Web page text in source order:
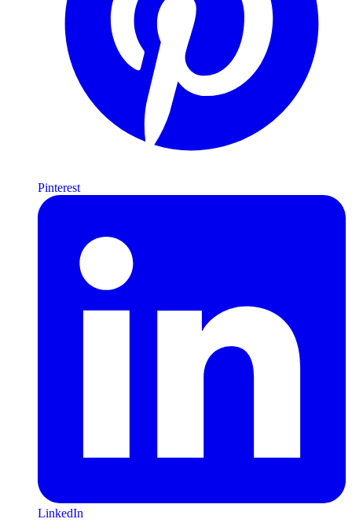
Pinterest
LinkedIn